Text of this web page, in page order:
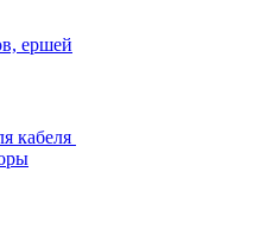
ершей
кабеля